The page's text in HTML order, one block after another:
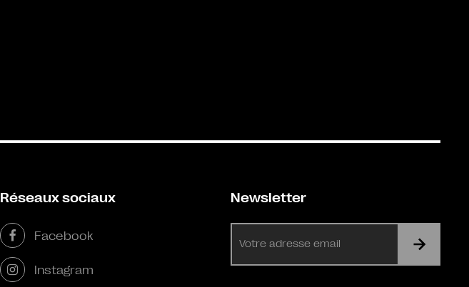
Réseaux sociaux
Facebook
Instagram
Newsletter
mail